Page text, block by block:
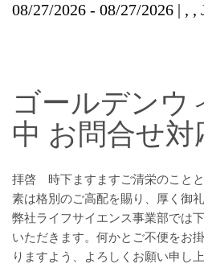
08/27/2026 - 08/27/2026 | , ,
ゴールデンウ
中 お問合せ対
拝啓 時下ますますご清栄のこと
素は格別のご高配を賜り、厚く御
弊社ライフサイエンス事業部では
いただきます。何かとご不便をお
りますよう、よろしくお願い申し上